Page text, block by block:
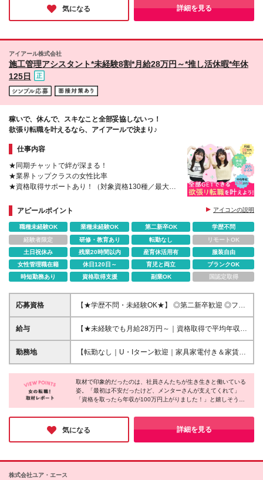
品川 中央区／晴海 三鷹市／三鷹 町田市／南町田グラ
六番町市川ビル 1階 (変更の範囲)上記を除く当社関連
勤務地
拡大に伴い様々なポジションが生まれています。社員も会社と共
に成長しながら長期キャリアが積めそうだと感じました。
気になる 詳細を見る
アイアール株式会社
施工管理アシスタント*未経験8割*月給28万円～*推し活休暇*年休
125日
稼いで、休んで、スキなこと全部妥協しないっ！
欲張り転職を叶えるなら、アイアールで決まり♪
仕事内容
★同期チャットで絆が深まる！
★業界トップクラスの女性比率
★資格取得サポートあり！（対象資格130種／最大月
★98％が1年以内に年収UP！年収120万UPした人
も！
アピールポイント アイコンの説明
職種未経験OK 業種未経験OK 第二新卒OK
学歴不問
経験者限定
研修・教育あり 転勤なし
リモートOK
土日祝休み
残業20時間以内 産育休活用有
服装自由
女性管理職在籍
休日120日～ 育児と両立
ブランクOK
時短勤務あり
資格取得支援 副業OK 国認定取得
応募資格
【★学歴不問・未経験OK★】 ◎第二新卒歓迎 ◎フリ
ーター・社会人未経験OK ＼「アイアールで人生ワン
チャンつかんでほしい！」／ 社長のそんな想いか
ています♪ 明るくコミュニケーションが取れる方な
ら、 未経験でもすぐに馴染めますよ◎ ＼難しい志望
◎将来のために手に職つけたい ◎楽しい雰囲気の会
社で働きたい ◎もっとお給料ほしい こんな理由で全
然OK！ あなたの「やってみたい」を応援します♪
給与
【★未経験でも月給28万円～｜資格取得で平均年収
636万円★】 月給28万円～80万円+賞与年2回＋各種
手当 ※月給には、固定残業代（20時間分：3万8000円
異なし） ※経験・年齢・エリアを考慮の上、決定いた
します 【各種手当】 ■ 通勤交通費全額支給 ■ 時間外
手当（みなし残業超過分） ■ 出張手当（出張は希望者
□ 1級施工管理技士 └月給38万円～80万円 ※固定残業
代（20時間分：5.2万円～／月）を含む □ 2級施工管
勤務地
【転勤なし｜U・Iターン歓迎｜家具家電付き＆家賃ナ
シの社員寮を完備】 ◎東京支店は2025年7月に移転し
たばかりの綺麗なオフィス 東京・横浜・大阪・名古
屋・福岡など【希望のエリア】に配属いたします！
【本社・名古屋支店】 愛知県名古屋市中村区名駅2-
45-7 松岡ビルディング 10階 【東京支店】 東京都港
区虎ノ門1-3-1 東京虎ノ門グローバルスクエア 19階
【横浜オフィス】 神奈川県横浜市神奈川区鶴屋町2-
取材で印象的だったのは、社員さんたちが生き生きと働いている
姿。「最初は不安だったけど、メンターさんが支えてくれて」
「資格を取ったら年収が100万円上がりました！」と嬉しそうに
話してくれました。社員さん同士もすごく仲が良くて、TikTokで
見た明るい雰囲気そのままでしたよ♪8年連続ホワイト企業認定も
納得です！せっかく未経験からチャレンジするのなら、楽しく成
長できるアイアールに応募してみてはいかがでしょうか？
気になる 詳細を見る
株式会社ユア・エース